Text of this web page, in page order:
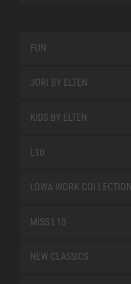
FUN
JORI BY ELTEN
KIDS BY ELTEN
L10
LOWA WORK COLLECTION
MISS L10
NEW CLASSICS